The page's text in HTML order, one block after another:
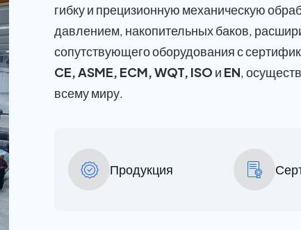
гибку и прецизионную механическую
давлением, накопительных баков,
сопутствующего оборудования с
CE, ASME, ECM, WQT, ISO и EN ,
всему миру.
Продукция